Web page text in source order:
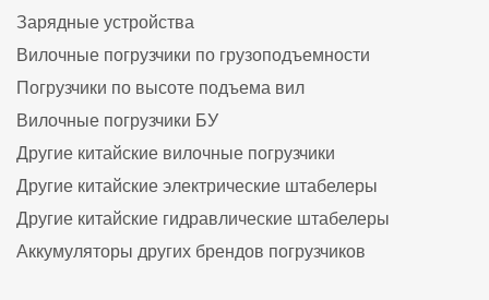
Зарядные устройства
Вилочные погрузчики по грузоподъемности
Погрузчики по высоте подъема вил
Вилочные погрузчики БУ
Другие китайские вилочные погрузчики
Другие китайские электрические штабелеры
Другие китайские гидравлические штабелеры
Аккумуляторы других брендов погрузчиков